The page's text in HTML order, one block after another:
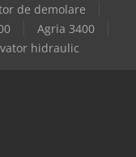
de demolare
Agria 3400
hidraulic